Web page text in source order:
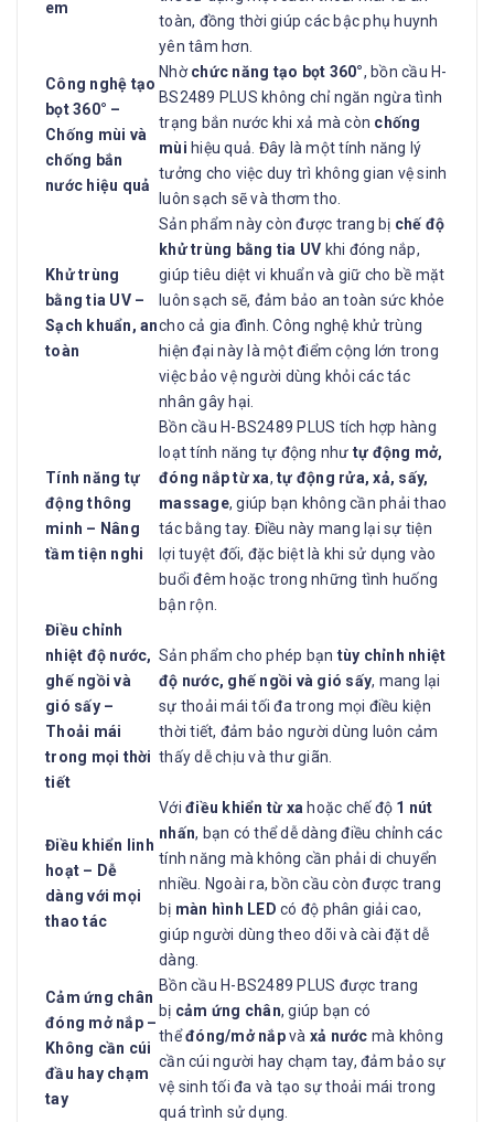
em
toàn, đồng thời giúp các bậc phụ huynh
yên tâm hơn.
Công nghệ tạo
bọt 360° –
Chống mùi và
chống bắn
nước hiệu quả
Nhờchức năng tạo bọt 360°, bồn cầu H-
BS2489 PLUS không chỉ ngăn ngừa tình
trạng bắn nước khi xả mà còn chống
mùi hiệu quả. Đây là một tính năng lý
tưởng cho việc duy trì không gian vệ sinh
luôn sạch sẽ và thơm tho.
Khử trùng
bằng tia UV –
Sạch khuẩn, an
toàn
Sản phẩm này còn được trang bị chế độ
khử trùng bằng tia UV khi đóng nắp,
giúp tiêu diệt vi khuẩn và giữ cho bề mặt
luôn sạch sẽ, đảm bảo an toàn sức khỏe
cho cả gia đình. Công nghệ khử trùng
hiện đại này là một điểm cộng lớn trong
việc bảo vệ người dùng khỏi các tác
nhân gây hại.
Tính năng tự
động thông
minh – Nâng
tầm tiện nghi
Bồn cầu H-BS2489 PLUS tích hợp hàng
loạt tính năng tự động như tự động mở,
đóng nắp từ xa, tự động rửa, xả, sấy,
massage, giúp bạn không cần phải thao
tác bằng tay. Điều này mang lại sự tiện
lợi tuyệt đối, đặc biệt là khi sử dụng vào
buổi đêm hoặc trong những tình huống
bận rộn.
Điều chỉnh
nhiệt độ nước,
ghế ngồi và
gió sấy –
Thoải mái
trong mọi thời
tiết
Sản phẩm cho phép bạn tùy chỉnh nhiệt
độ nước, ghế ngồi và gió sấy, mang lại
sự thoải mái tối đa trong mọi điều kiện
thời tiết, đảm bảo người dùng luôn cảm
thấy dễ chịu và thư giãn.
Điều khiển linh
hoạt – Dễ
dàng với mọi
thao tác
Với điều khiển từ xa hoặc chế độ 1 nút
nhấn, bạn có thể dễ dàng điều chỉnh các
tính năng mà không cần phải di chuyển
nhiều. Ngoài ra, bồn cầu còn được trang
bị màn hình LED có độ phân giải cao,
giúp người dùng theo dõi và cài đặt dễ
dàng.
Cảm ứng chân
đóng mở nắp –
Không cần cúi
đầu hay chạm
tay
Bồn cầu H-BS2489 PLUS được trang
bị cảm ứng chân, giúp bạn có
thểđóng/mở nắpvà xả nước mà không
cần cúi người hay chạm tay, đảm bảo sự
vệ sinh tối đa và tạo sự thoải mái trong
quá trình sử dụng.